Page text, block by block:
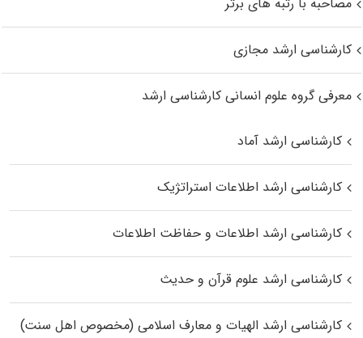
کارشناسی ارشد مجازی
معرفی گروه علوم انسانی کارشناسی ارشد
کارشناسی ارشد آماد
کارشناسی ارشد اطلاعات استراتژیک
کارشناسی ارشد اطلاعات و حفاظت اطلاعات
کارشناسی ارشد علوم قرآن و حدیث
کارشناسی ارشد الهیات و معارف اسلامی (مخصوص اهل سنت)